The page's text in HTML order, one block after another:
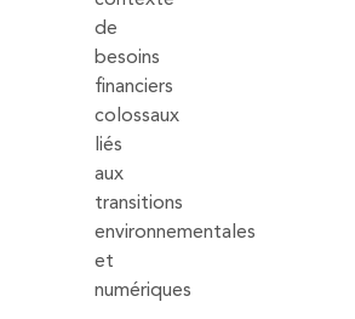
de
besoins
financiers
colossaux
liés
aux
transitions
environnementales
et
numériques